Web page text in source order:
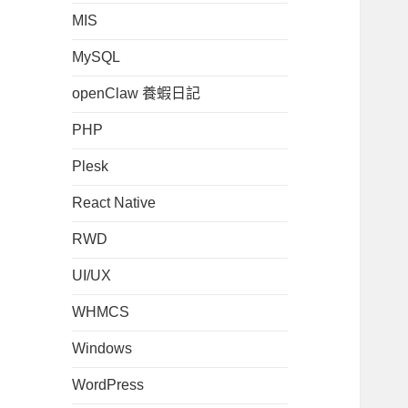
MIS
MySQL
openClaw 養蝦日記
PHP
Plesk
React Native
RWD
UI/UX
WHMCS
Windows
WordPress